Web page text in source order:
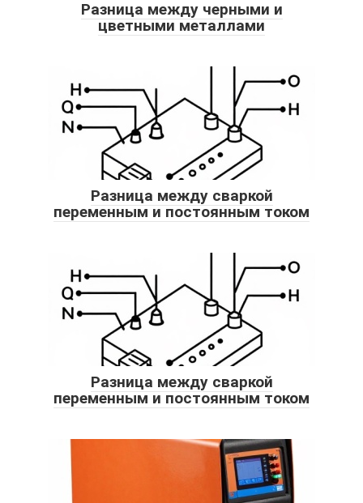
Разница между черными и
цветными металлами
Разница между сваркой
переменным и постоянным током
Разница между сваркой
переменным и постоянным током